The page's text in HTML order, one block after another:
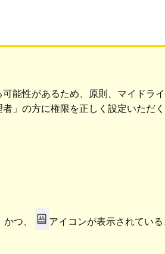
能性があるため、原則、マイドラ
」の方に権限を正しく設定いただく
つ、 アイコンが表示されてい